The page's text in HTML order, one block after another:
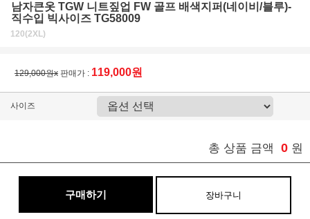
남자큰옷 TGW 니트짚업 FW 골프 배색지퍼(네이비/블루)-
직수입 빅사이즈 TG58009
120(2XL)
129,000원x 판매가 : 119,000원
사이즈
총 상품 금액 0 원
구매하기 장바구니